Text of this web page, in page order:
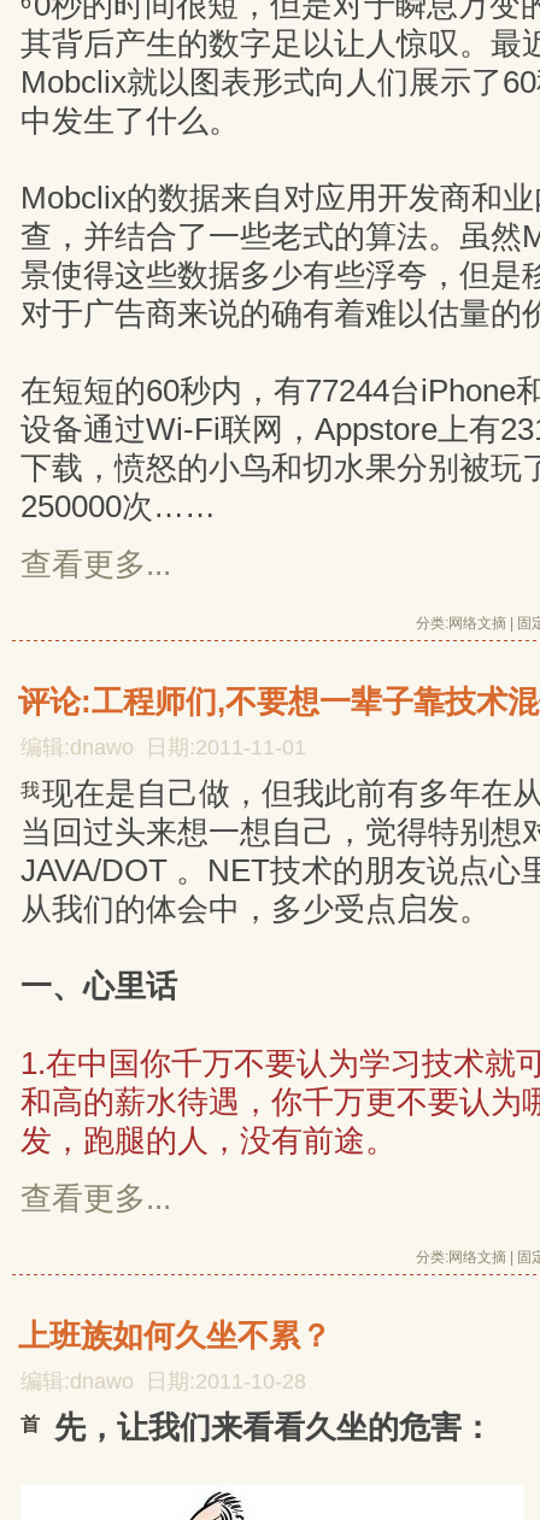
其背后产生的数字足以让人惊叹。最
Mobclix就以图表形式向人们展示了
中发生了什么。
Mobclix的数据来自对应用开发商和
查，并结合了一些老式的算法。虽然
景使得这些数据多少有些浮夸，但是
对于广告商来说的确有着难以估量的
在短短的60秒内，有77244台iPhone
设备通过Wi-Fi联网，Appstore上有
下载，愤怒的小鸟和切水果分别被玩
250000次……
查看更多...
分类:网络文摘 固
评论:工程师们,不要想一辈子靠技术
编辑:dnawo 日期:2011-11-01
我现在是自己做，但我此前有多年在
当回过头来想一想自己，觉得特别想
JAVA/DOT 。NET技术的朋友说点心
从我们的体会中，多少受点启发。
一、心里话
1.在中国你千万不要认为学习技术就
和高的薪水待遇，你千万更不要认为
发，跑腿的人，没有前途。
查看更多...
分类:网络文摘 固
上班族如何久坐不累？
编辑:dnawo 日期:2011-10-28
首 先，让我们来看看久坐的危害：